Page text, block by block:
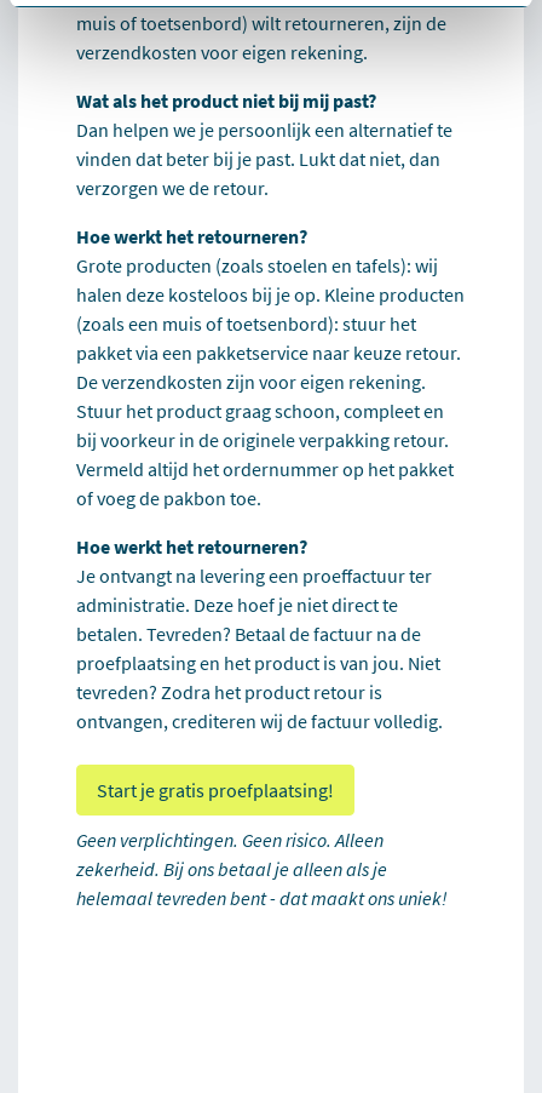
muis of toetsenbord) wilt retourneren, zijn de
verzendkosten voor eigen rekening.
Wat als het product niet bij mij past?
Dan helpen we je persoonlijk een alternatief te
vinden dat beter bij je past. Lukt dat niet, dan
verzorgen we de retour.
Hoe werkt het retourneren?
Grote producten (zoals stoelen en tafels): wij
halen deze kosteloos bij je op. Kleine producten
(zoals een muis of toetsenbord): stuur het
pakket via een pakketservice naar keuze retour.
De verzendkosten zijn voor eigen rekening.
Stuur het product graag schoon, compleet en
bij voorkeur in de originele verpakking retour.
Vermeld altijd het ordernummer op het pakket
of voeg de pakbon toe.
Hoe werkt het retourneren?
Je ontvangt na levering een proeffactuur ter
administratie. Deze hoef je niet direct te
betalen. Tevreden? Betaal de factuur na de
proefplaatsing en het product is van jou. Niet
tevreden? Zodra het product retour is
ontvangen, crediteren wij de factuur volledig.
Start je gratis proefplaatsing!
Geen verplichtingen. Geen risico. Alleen
zekerheid. Bij ons betaal je alleen als je
helemaal tevreden bent - dat maakt ons uniek!